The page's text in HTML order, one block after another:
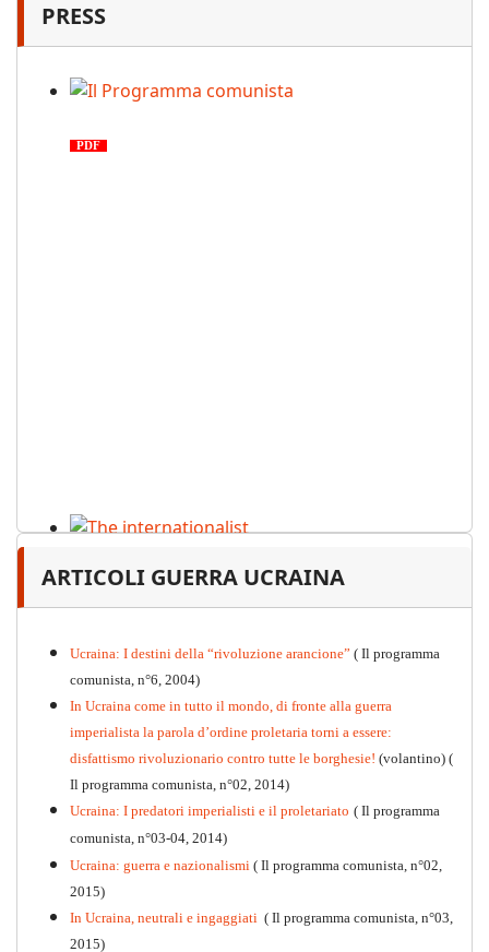
PRESS
PDF
PDF n.12, 2026
ARTICOLI GUERRA UCRAINA
Ucraina: I destini della “rivoluzione arancione” ( Il programma
comunista, n°6, 2004)
In Ucraina come in tutto il mondo, di fronte alla guerra
imperialista la parola d’ordine proletaria torni a essere:
disfattismo rivoluzionario contro tutte le borghesie! (volantino) (
Il programma comunista, n°02, 2014)
Ucraina: I predatori imperialisti e il proletariato ( Il programma
comunista, n°03-04, 2014)
Ucraina: guerra e nazionalismi ( Il programma comunista, n°02,
2015)
In Ucraina, neutrali e ingaggiati ( Il programma comunista, n°03,
2015)